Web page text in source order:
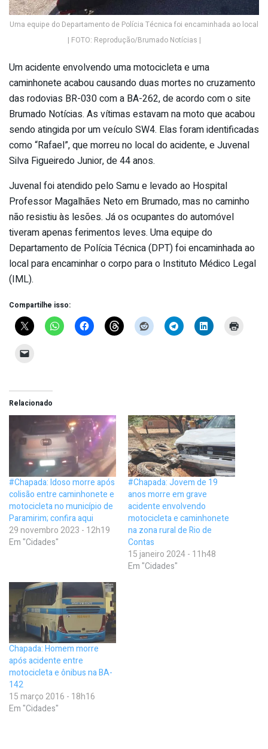
Uma equipe do Departamento de Polícia Técnica foi encaminhada ao local
| FOTO: Reprodução/Brumado Notícias |
Um acidente envolvendo uma motocicleta e uma
caminhonete acabou causando duas mortes no cruzamento
das rodovias BR-030 com a BA-262, de acordo com o site
Brumado Notícias. As vítimas estavam na moto que acabou
sendo atingida por um veículo SW4. Elas foram identificadas
como “Rafael”, que morreu no local do acidente, e Juvenal
Silva Figueiredo Junior, de 44 anos.
Juvenal foi atendido pelo Samu e levado ao Hospital
Professor Magalhães Neto em Brumado, mas no caminho
não resistiu às lesões. Já os ocupantes do automóvel
tiveram apenas ferimentos leves. Uma equipe do
Departamento de Polícia Técnica (DPT) foi encaminhada ao
local para encaminhar o corpo para o Instituto Médico Legal
(IML).
Compartilhe isso:
Relacionado
#Chapada: Idoso morre após
colisão entre caminhonete e
motocicleta no município de
Paramirim; confira aqui
29 novembro 2023 - 12h19
Em "Cidades"
#Chapada: Jovem de 19
anos morre em grave
acidente envolvendo
motocicleta e caminhonete
na zona rural de Rio de
Contas
15 janeiro 2024 - 11h48
Em "Cidades"
Chapada: Homem morre
após acidente entre
motocicleta e ônibus na BA-
142
15 março 2016 - 18h16
Em "Cidades"